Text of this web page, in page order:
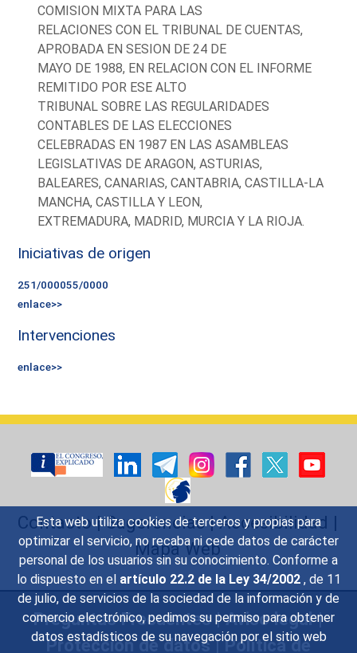
Esta web utiliza cookies de terceros y propias para
optimizar el servicio, no recaba ni cede datos de carácter
personal de los usuarios sin su conocimiento. Conforme a
lo dispuesto en el artículo 22.2 de la Ley 34/2002 , de 11
de julio, de servicios de la sociedad de la información y de
comercio electrónico, pedimos su permiso para obtener
datos estadísticos de su navegación por el sitio web
COMISION MIXTA PARA LAS
RELACIONES CON EL TRIBUNAL DE CUENTAS,
APROBADA EN SESION DE 24 DE
MAYO DE 1988, EN RELACION CON EL INFORME
REMITIDO POR ESE ALTO
TRIBUNAL SOBRE LAS REGULARIDADES
CONTABLES DE LAS ELECCIONES
CELEBRADAS EN 1987 EN LAS ASAMBLEAS
LEGISLATIVAS DE ARAGON, ASTURIAS,
BALEARES, CANARIAS, CANTABRIA, CASTILLA-LA
MANCHA, CASTILLA Y LEON,
EXTREMADURA, MADRID, MURCIA Y LA RIOJA.
Iniciativas de origen
251/000055/0000
enlace>>
Intervenciones
enlace>>
Contacto|Sugerencias|Accesibilidad |
Mapa Web
Preguntas Frecuentes|Aviso legal|
Protección de datos|Política de